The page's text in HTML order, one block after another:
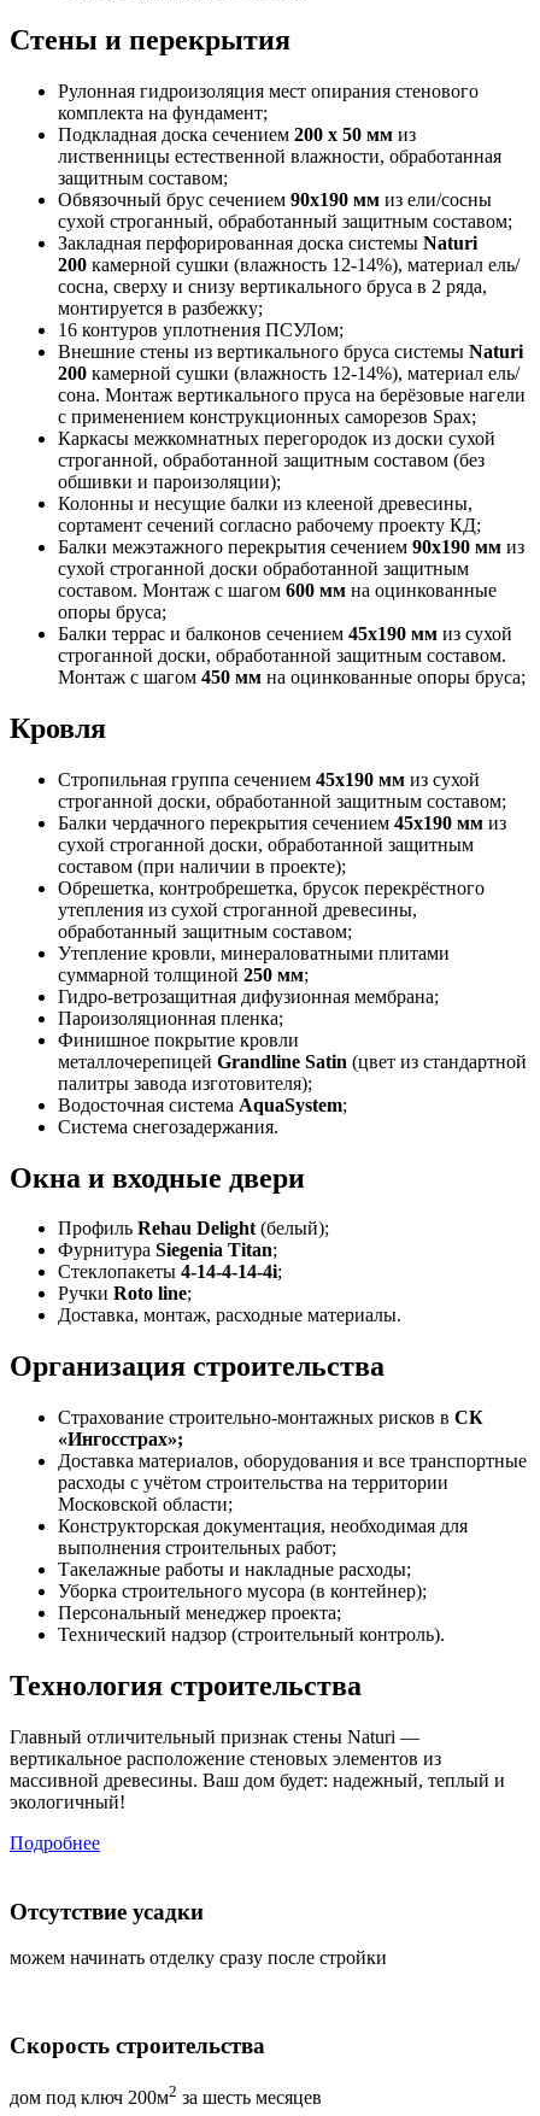
Стены и перекрытия
Рулонная гидроизоляция мест опирания стенового
комплекта на фундамент;
Подкладная доска сечением 200 х 50 мм из
лиственницы естественной влажности, обработанная
защитным составом;
Обвязочный брус сечением 90х190 мм из ели/сосны
сухой строганный, обработанный защитным составом;
Закладная перфорированная доска системы Naturi
200 камерной сушки (влажность 12-14%), материал ель/
сосна, сверху и снизу вертикального бруса в 2 ряда,
монтируется в разбежку;
16 контуров уплотнения ПСУЛом;
Внешние стены из вертикального бруса системы Naturi
200 камерной сушки (влажность 12-14%), материал ель/
сона. Монтаж вертикального пруса на берёзовые нагели
с применением конструкционных саморезов Spax;
Каркасы межкомнатных перегородок из доски сухой
строганной, обработанной защитным составом (без
обшивки и пароизоляции);
Колонны и несущие балки из клееной древесины,
сортамент сечений согласно рабочему проекту КД;
Балки межэтажного перекрытия сечением 90х190 мм из
сухой строганной доски обработанной защитным
составом. Монтаж с шагом 600 мм на оцинкованные
опоры бруса;
Балки террас и балконов сечением 45х190 мм из сухой
строганной доски, обработанной защитным составом.
Монтаж с шагом 450 мм на оцинкованные опоры бруса;
Кровля
Стропильная группа сечением 45х190 мм из сухой
строганной доски, обработанной защитным составом;
Балки чердачного перекрытия сечением 45х190 мм из
сухой строганной доски, обработанной защитным
составом (при наличии в проекте);
Обрешетка, контробрешетка, брусок перекрёстного
утепления из сухой строганной древесины,
обработанный защитным составом;
Утепление кровли, минераловатными плитами
суммарной толщиной 250 мм;
Гидро-ветрозащитная дифузионная мембрана;
Пароизоляционная пленка;
Финишное покрытие кровли
металлочерепицей Grandline Satin (цвет из стандартной
палитры завода изготовителя);
Водосточная система AquaSystem;
Система снегозадержания.
Окна и входные двери
Профиль Rehau Delight(белый);
Фурнитура Siegenia Titan;
Стеклопакеты 4-14-4-14-4i;
Ручки Roto line;
Доставка, монтаж, расходные материалы.
Организация строительства
Страхование строительно-монтажных рисков в СК
«Ингосстрах»;
Доставка материалов, оборудования и все транспортные
расходы с учётом строительства на территории
Московской области;
Конструкторская документация, необходимая для
выполнения строительных работ;
Такелажные работы и накладные расходы;
Уборка строительного мусора (в контейнер);
Персональный менеджер проекта;
Технический надзор (строительный контроль).
Технология строительства
Главный отличительный признак стены Naturi —
вертикальное расположение стеновых элементов из
массивной древесины. Ваш дом будет: надежный, теплый и
экологичный!
Подробнее
Отсутствие усадки
можем начинать отделку сразу после стройки
Скорость строительства
дом под ключ 200м2 за шесть месяцев